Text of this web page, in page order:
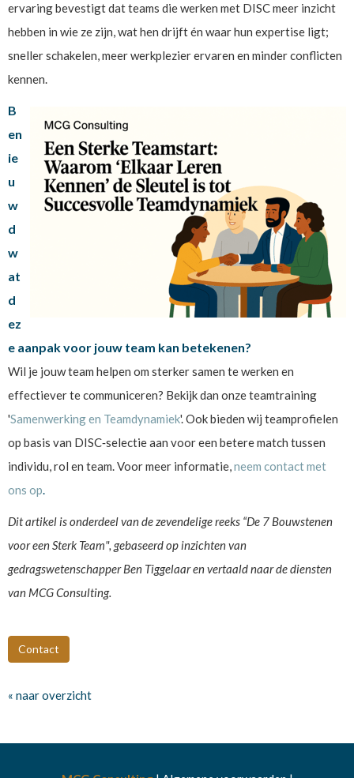
ervaring bevestigt dat teams die werken met DISC meer inzicht
hebben in wie ze zijn, wat hen drijft én waar hun expertise ligt;
sneller schakelen, meer werkplezier ervaren en minder conflicten
kennen.
B
en
ie
u
w
d
w
at
d
ez
e aanpak voor jouw team kan betekenen?
Wil je jouw team helpen om sterker samen te werken en
effectiever te communiceren? Bekijk dan onze teamtraining
'Samenwerking en Teamdynamiek'. Ook bieden wij teamprofielen
op basis van DISC‑selectie aan voor een betere match tussen
individu, rol en team. Voor meer informatie,neem contact met
ons op.
Dit artikel is onderdeel van de zevendelige reeks “De 7 Bouwstenen
voor een Sterk Team", gebaseerd op inzichten van
gedragswetenschapper Ben Tiggelaar en vertaald naar de diensten
van MCG Consulting.
Contact
« naar overzicht